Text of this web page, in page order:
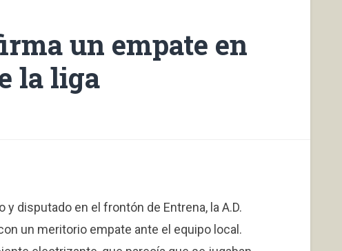
un empate en
la liga
disputado en el frontón de Entrena, la A.D.
un meritorio empate ante el equipo local.